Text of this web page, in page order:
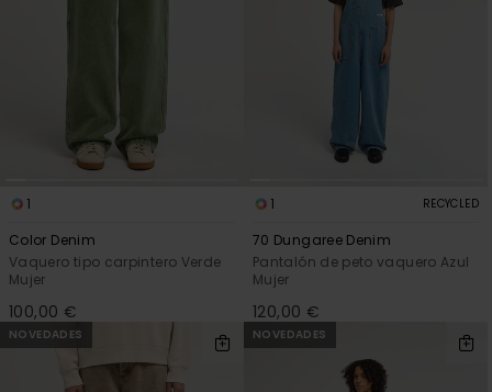
1
Color Denim
Vaquero tipo carpintero Verde
Mujer
100,00 €
1 RECYCLED
70 Dungaree Denim
Pantalón de peto vaquero Azul
Mujer
120,00 €
NOVEDADES NOVEDADES